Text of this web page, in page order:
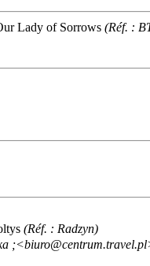
Lady of Sorrows (Réf. :
(Réf. : Radzyn)